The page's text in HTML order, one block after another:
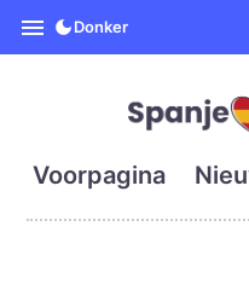
Donker
Voorpagina